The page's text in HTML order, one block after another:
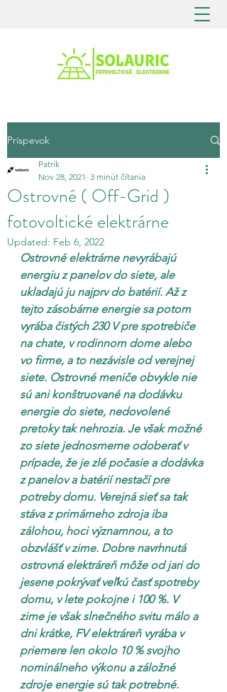
Príspevok
Ostrovné ( Off-Grid )
fotovoltické elektrárne
Patrik
Nov 28, 2021 3 minút čítania
Updated: Feb 6, 2022
Ostrovné elektrárne nevyrábajú
energiu z panelov do siete, ale
ukladajú ju najprv do batérií. Až z
tejto zásobárne energie sa potom
vyrába čistých 230 V pre spotrebiče
na chate, v rodinnom dome alebo
vo firme, a to nezávisle od verejnej
siete. Ostrovné meniče obvykle nie
sú ani konštruované na dodávku
energie do siete, nedovolené
pretoky tak nehrozia. Je však možné
zo siete jednosmerne odoberať v
prípade, že je zlé počasie a dodávka
z panelov a batérií nestačí pre
potreby domu. Verejná sieť sa tak
stáva z primárneho zdroja iba
zálohou, hoci významnou, a to
obzvlášť v zime. Dobre navrhnutá
ostrovná elektráreň môže od jari do
jesene pokrývať veľkú časť spotreby
domu, v lete pokojne i 100 %. V
zime je však slnečného svitu málo a
dni krátke, FV elektráreň vyrába v
priemere len okolo 10 % svojho
nominálneho výkonu a záložné
zdroje energie sú tak potrebné.